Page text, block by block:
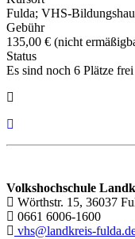
Fulda; VHS-
Gebühr
135,00 € (nicht
Status
Es sind noch 6 Plätze frei
Volkshochschule
Wörthstr. 15, 36037
0661 6006-1600
vhs@landkreis-